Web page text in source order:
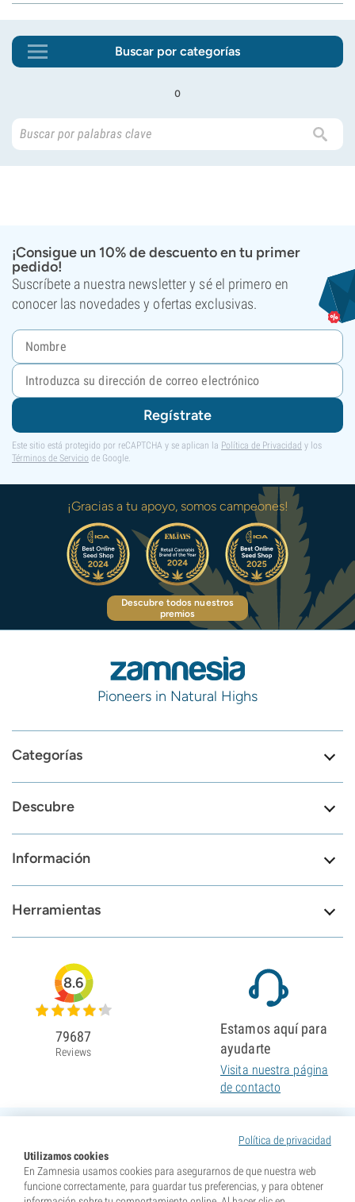
Buscar por categorías
o
¡Consigue un 10% de descuento en tu primer
pedido!
Suscríbete a nuestra newsletter y sé el primero en
conocer las novedades y ofertas exclusivas.
Regístrate
Este sitio está protegido por reCAPTCHA y se aplican la Política de Privacidad y los
Términos de Servicio de Google.
¡Gracias a tu apoyo, somos campeones!
Descubre todos nuestros
premios
Pioneers in Natural Highs
Categorías
Descubre
Información
Herramientas
Política de privacidad
Utilizamos cookies
En Zamnesia usamos cookies para asegurarnos de que nuestra web
funcione correctamente, para guardar tus preferencias, y para obtener
8.6
79687
Reviews
Estamos aquí para
ayudarte
Visita nuestra página
de contacto